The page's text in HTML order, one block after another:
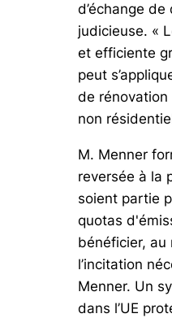
d’échange de
judicieuse. «
et efficiente
peut
de
non
M. Menner
reversée à la
soient partie
quotas
bénéficier,
l’incitation
Menner. Un
dans l’UE